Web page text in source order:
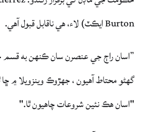
Burton ايڪٽ) لاء، هي ناقابل قبول آهي.
”اسان راڄ جي عنصرن سان ڪنهن به قسم
گهڻو محتاط آهيون ، جهڙوڪ وينزويلا ۾ ڇا
"اسان هڪ نئين شروعات چاهيون ٿا."